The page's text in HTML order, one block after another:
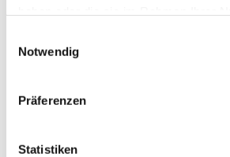
Notwendig
Präferenzen
Statistiken